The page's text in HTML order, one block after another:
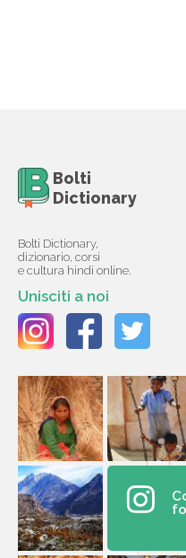
Bolti
Dictionary
Bolti Dictionary,
dizionario, corsi
e cultura hindi online.
Unisciti a noi